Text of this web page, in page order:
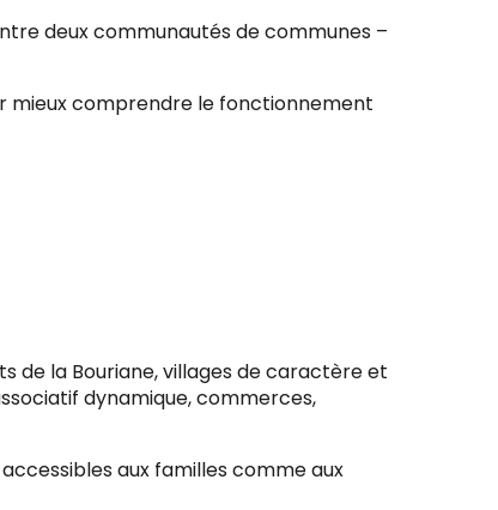
deux communautés de communes –
mieux comprendre le fonctionnement
de la Bouriane, villages de caractère et
dynamique, commerces,
aux familles comme aux